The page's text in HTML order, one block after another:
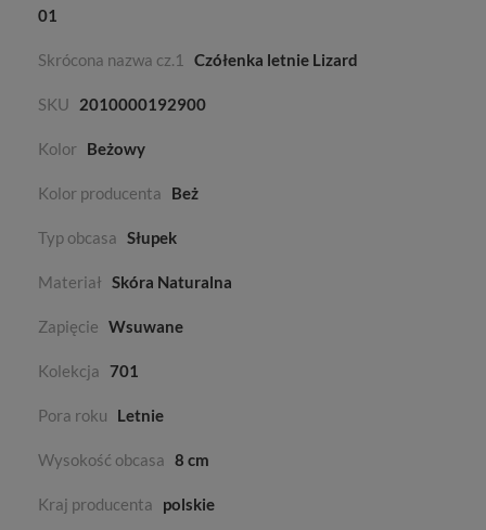
01
Skrócona nazwa cz.1 Czółenka letnie Lizard
SKU 2010000192900
Kolor Beżowy
Kolor producenta Beż
Typ obcasa Słupek
Materiał Skóra Naturalna
Zapięcie Wsuwane
Kolekcja 701
Pora roku Letnie
Wysokość obcasa 8 cm
Kraj producenta polskie